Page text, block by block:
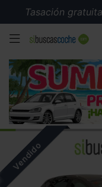
Tasación
MENÚ